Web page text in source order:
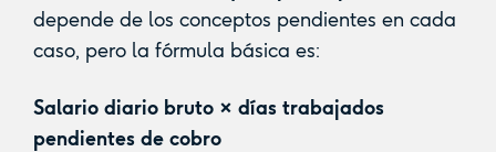
depende de los conceptos pendientes en cada
caso, pero la fórmula básica es:
Salario diario bruto × días trabajados
pendientes de cobro